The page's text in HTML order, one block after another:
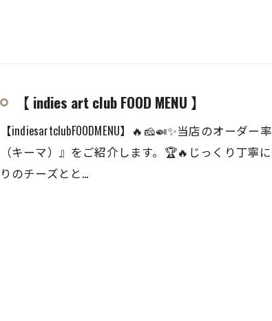
【 indies art club FOOD MENU 】
【indiesartclubFOODMENU】🔥🧀🍛✨当店のオー
（キーマ）』をご紹介します。🏆🔥じっくり丁
りのチーズとと…